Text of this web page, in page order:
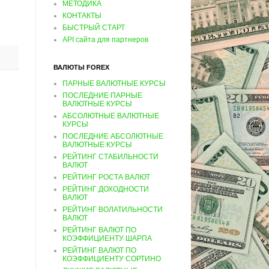
МЕТОДИКА
КОНТАКТЫ
БЫСТРЫЙ СТАРТ
API сайта для партнеров
ВАЛЮТЫ FOREX
ПАРНЫЕ ВАЛЮТНЫЕ КУРСЫ
ПОСЛЕДНИЕ ПАРНЫЕ
ВАЛЮТНЫЕ КУРСЫ
АБСОЛЮТНЫЕ ВАЛЮТНЫЕ
КУРСЫ
ПОСЛЕДНИЕ АБСОЛЮТНЫЕ
ВАЛЮТНЫЕ КУРСЫ
РЕЙТИНГ СТАБИЛЬНОСТИ
ВАЛЮТ
РЕЙТИНГ РОСТА ВАЛЮТ
РЕЙТИНГ ДОХОДНОСТИ
ВАЛЮТ
РЕЙТИНГ ВОЛАТИЛЬНОСТИ
ВАЛЮТ
РЕЙТИНГ ВАЛЮТ ПО
КОЭФФИЦИЕНТУ ШАРПА
РЕЙТИНГ ВАЛЮТ ПО
КОЭФФИЦИЕНТУ СОРТИНО